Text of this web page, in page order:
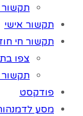
תקשור אישי
תקשור חי
צפו
פודקסט
מסע